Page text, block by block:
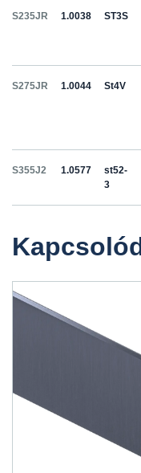
S235JR 1.0038 ST3S
S275JR 1.0044 St4V
S355J2 1.0577
st52-
3